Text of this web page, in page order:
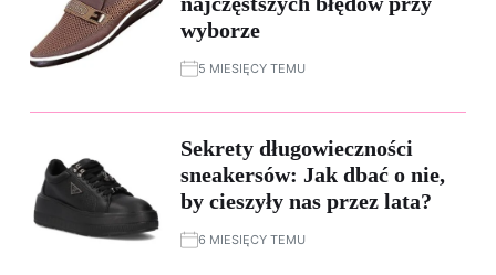
wyborze
5 MIESIĘCY TEMU
Sekrety długowieczności
sneakersów: Jak dbać o nie,
by cieszyły nas przez lata?
6 MIESIĘCY TEMU